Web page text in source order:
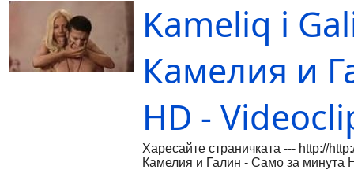
Kameliq i
Камелия и
HD -
Харесайте страничката --- http://
Камелия и Галин - Само за минута